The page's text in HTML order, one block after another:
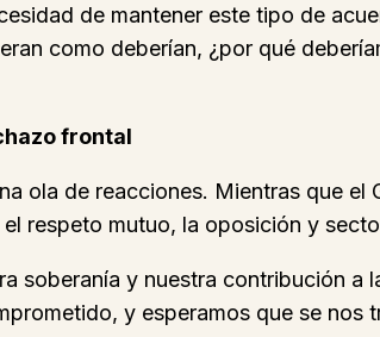
de mantener este tipo de
como deberían, ¿por qué
frontal
ola de reacciones. Mientras que
respeto mutuo, la oposición y
soberanía y nuestra contribución
y esperamos que se nos